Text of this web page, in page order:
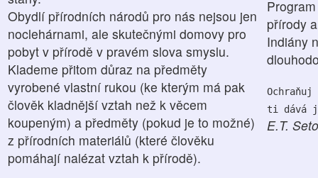
Obydlí přírodních národů pro nás nejsou jen
noclehárnami, ale skutečnými domovy pro
pobyt v přírodě v pravém slova smyslu.
Klademe přitom důraz na předměty
vyrobené vlastní rukou (ke kterým má pak
člověk kladnější vztah než k věcem
koupeným) a předměty (pokud je to možné)
z přírodních materiálů (které člověku
pomáhají nalézat vztah k přírodě).
přírody
Indiány
ti dává
E.T.